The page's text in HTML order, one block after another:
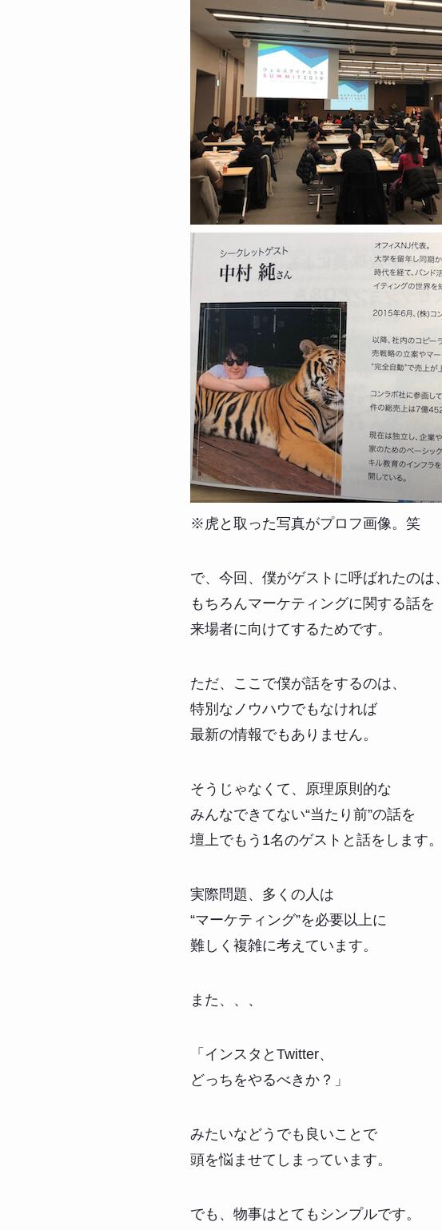
※虎と取った写真がプロフ画像。笑
で、今回、僕がゲストに呼ばれたのは、
もちろんマーケティングに関する話を
来場者に向けてするためです。
ただ、ここで僕が話をするのは、
特別なノウハウでもなければ
最新の情報でもありません。
そうじゃなくて、原理原則的な
みんなできてない“当たり前”の話を
壇上でもう1名のゲストと話をします。
実際問題、多くの人は
“マーケティング”を必要以上に
難しく複雑に考えています。
また、、、
「インスタとTwitter、
どっちをやるべきか？」
みたいなどうでも良いことで
頭を悩ませてしまっています。
でも、物事はとてもシンプルです。